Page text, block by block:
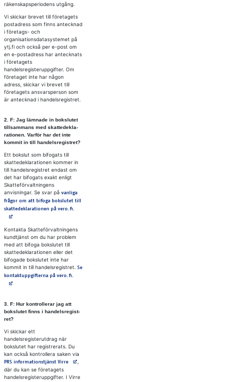
räkenskapsperiodens utgång.
Vi skickar brevet till företagets
postadress som finns antecknad
i företags- och
organisationsdatasystemet på
ytj.fi och också per e-post om
en e-postadress har antecknats
i företagets
handelsregisteruppgifter. Om
företaget inte har någon
adress, skickar vi brevet till
företagets ansvarsperson som
är antecknad i handelsregistret.
2. F: Jag läm­na­de in bok­slu­tet
till­sam­mans med skat­te­de­kla­
ra­tio­nen. Var­för har det inte
kom­mit in till han­dels­re­gist­ret?
Ett bokslut som bifogats till
skattedeklarationen kommer in
till handelsregistret endast om
det har bifogats exakt enligt
Skatteförvaltningens
anvisningar. Se svar på vanliga
frågor om att bifoga bokslutet till
skattedeklarationen på vero.fi.
Kontakta Skatteförvaltningens
kundtjänst om du har problem
med att bifoga bokslutet till
skattedeklarationen eller det
bifogade bokslutet inte har
kommit in till handelsregistret. Se
kontaktuppgifterna på vero.fi.
3. F: Hur kon­trol­le­rar jag att
bok­slu­tet finns i han­dels­re­gist­
ret?
Vi skickar ett
handelsregisterutdrag när
bokslutet har registrerats. Du
kan också kontrollera saken via
PRS informationstjänst VirreAvautuu uuteen välilehteen
där du kan se företagets
handelsregisteruppgifter. I Virre